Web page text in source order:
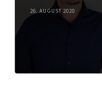
26. AUGUST 2020